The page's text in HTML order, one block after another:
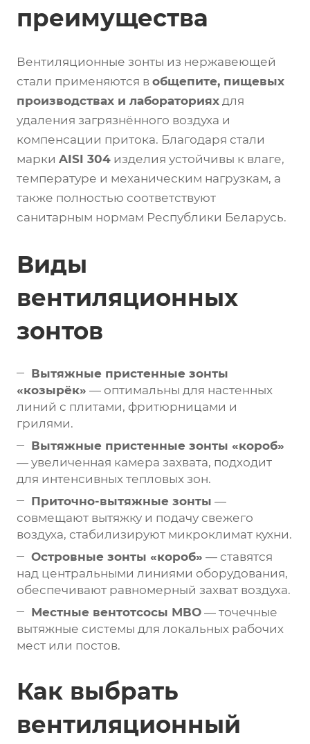
преимущества
Вентиляционные зонты из нержавеющей
стали применяются в общепите, пищевых
производствах и лабораториях для
удаления загрязнённого воздуха и
компенсации притока. Благодаря стали
марки AISI 304 изделия устойчивы к влаге,
температуре и механическим нагрузкам, а
также полностью соответствуют
санитарным нормам Республики Беларусь.
Виды
вентиляционных
зонтов
Вытяжные пристенные зонты
«козырёк» — оптимальны для настенных
линий с плитами, фритюрницами и
грилями.
Вытяжные пристенные зонты «короб»
— увеличенная камера захвата, подходит
для интенсивных тепловых зон.
Приточно-вытяжные зонты —
совмещают вытяжку и подачу свежего
воздуха, стабилизируют микроклимат кухни.
Островные зонты «короб» — ставятся
над центральными линиями оборудования,
обеспечивают равномерный захват воздуха.
Местные вентотсосы МВО — точечные
вытяжные системы для локальных рабочих
мест или постов.
Как выбрать
вентиляционный